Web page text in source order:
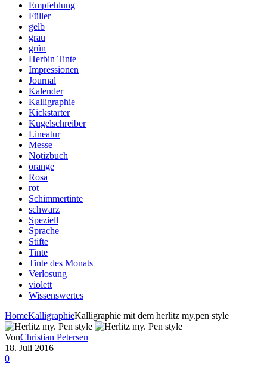
Empfehlung
Füller
gelb
grau
grün
Herbin Tinte
Impressionen
Journal
Kalender
Kalligraphie
Kickstarter
Kugelschreiber
Lineatur
Messe
Notizbuch
orange
Rosa
rot
Schimmertinte
schwarz
Speziell
Sprache
Stifte
Tinte
Tinte des Monats
Verlosung
violett
Wissenswertes
HomeKalligraphieKalligraphie mit dem herlitz my.pen style
VonChristian Petersen
18. Juli 2016
0